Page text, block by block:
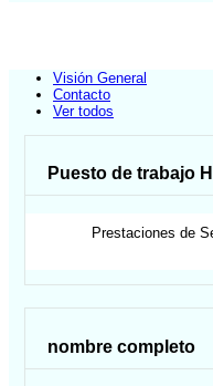
Visión General
Contacto
Ver todos
Puesto de trabajo
Prestaciones de
nombre completo